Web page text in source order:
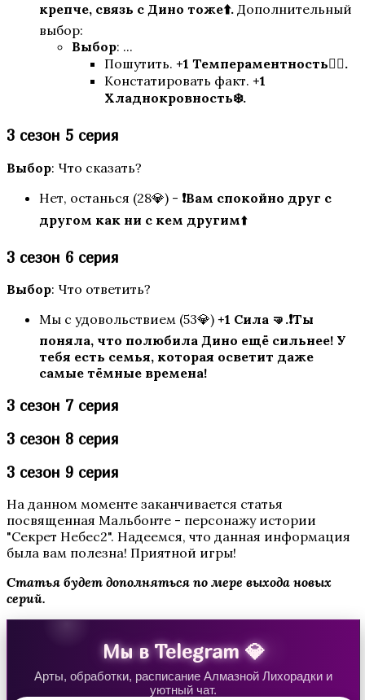
Королева за 30 Дней
Моя Голливудская История
Рождённая Луной
Паруса в тумане
крепче, связь с Дино тоже⬆️. Дополнительный
выбор:
Выбор: ...
Пошутить. +1 Темпераментность❤️‍🔥.
Констатировать факт. +1
Хладнокровность❄️.
3 сезон 5 серия
Выбор: Что сказать?
Нет, останься (28💎) - ❗Вам спокойно друг с
другом как ни с кем другим⬆️
3 сезон 6 серия
Выбор: Что ответить?
Мы с удовольствием (53💎) +1 Сила 🤜.❗Ты
поняла, что полюбила Дино ещё сильнее! У
тебя есть семья, которая осветит даже
самые тёмные времена!
3 сезон 7 серия
3 сезон 8 серия
3 сезон 9 серия
На данном моменте заканчивается статья
посвященная Мальбонте - персонажу истории
"Секрет Небес2". Надеемся, что данная информация
была вам полезна! Приятной игры!
Статья будет дополняться по мере выхода новых
серий.
Мы в Telegram 💎
Арты, обработки, расписание Алмазной Лихорадки и
уютный чат.